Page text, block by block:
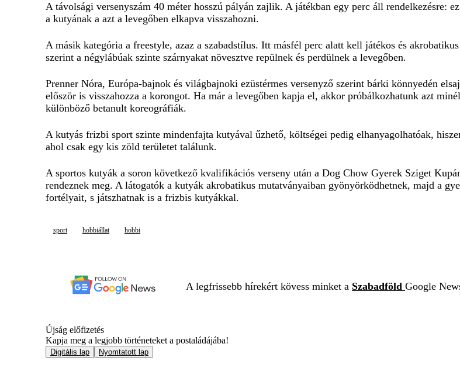
A távolsági versenyszám 40 méter hosszú pályán zajlik. A játékban egy perc áll rendelkezésre:
a kutyának a azt a levegőben elkapva visszahozni.
A másik kategória a freestyle, azaz a szabadstílus. Itt másfél perc alatt kell játékos és
szerint a négylábúak szinte szárnyakat növesztve repülnek és perdülnek a levegőben.
Prenner Nóra, Európa-bajnok és világbajnoki ezüstérmes versenyző szerint bárki könnyedén
először is visszahozza a korongot. Ha már a levegőben kapja el, akkor próbálkozhatunk azt
különböző betanult koreográfiák.
A kutyás frizbi sport szinte mindenfajta kutyával űzhető, költségei pedig elhanyagolhatóak,
ahol csak egy kis zöld területet találunk.
A sportos kutyák a soron következő kvalifikációs verseny után a Dog Chow Gyerek Sziget
rendeznek meg. A látogatók a kutyák akrobatikus mutatványaiban gyönyörködhetnek, majd a
fortélyait, s játszhatnak is a frizbis kutyákkal.
sport hobbiállat hobbi
A legfrissebb hírekért kövess minket a Szabadföld Google
Újság előfizetés
Kapja meg a legjobb történeteket a postaládájába!
Digitális lap Nyomtatott lap